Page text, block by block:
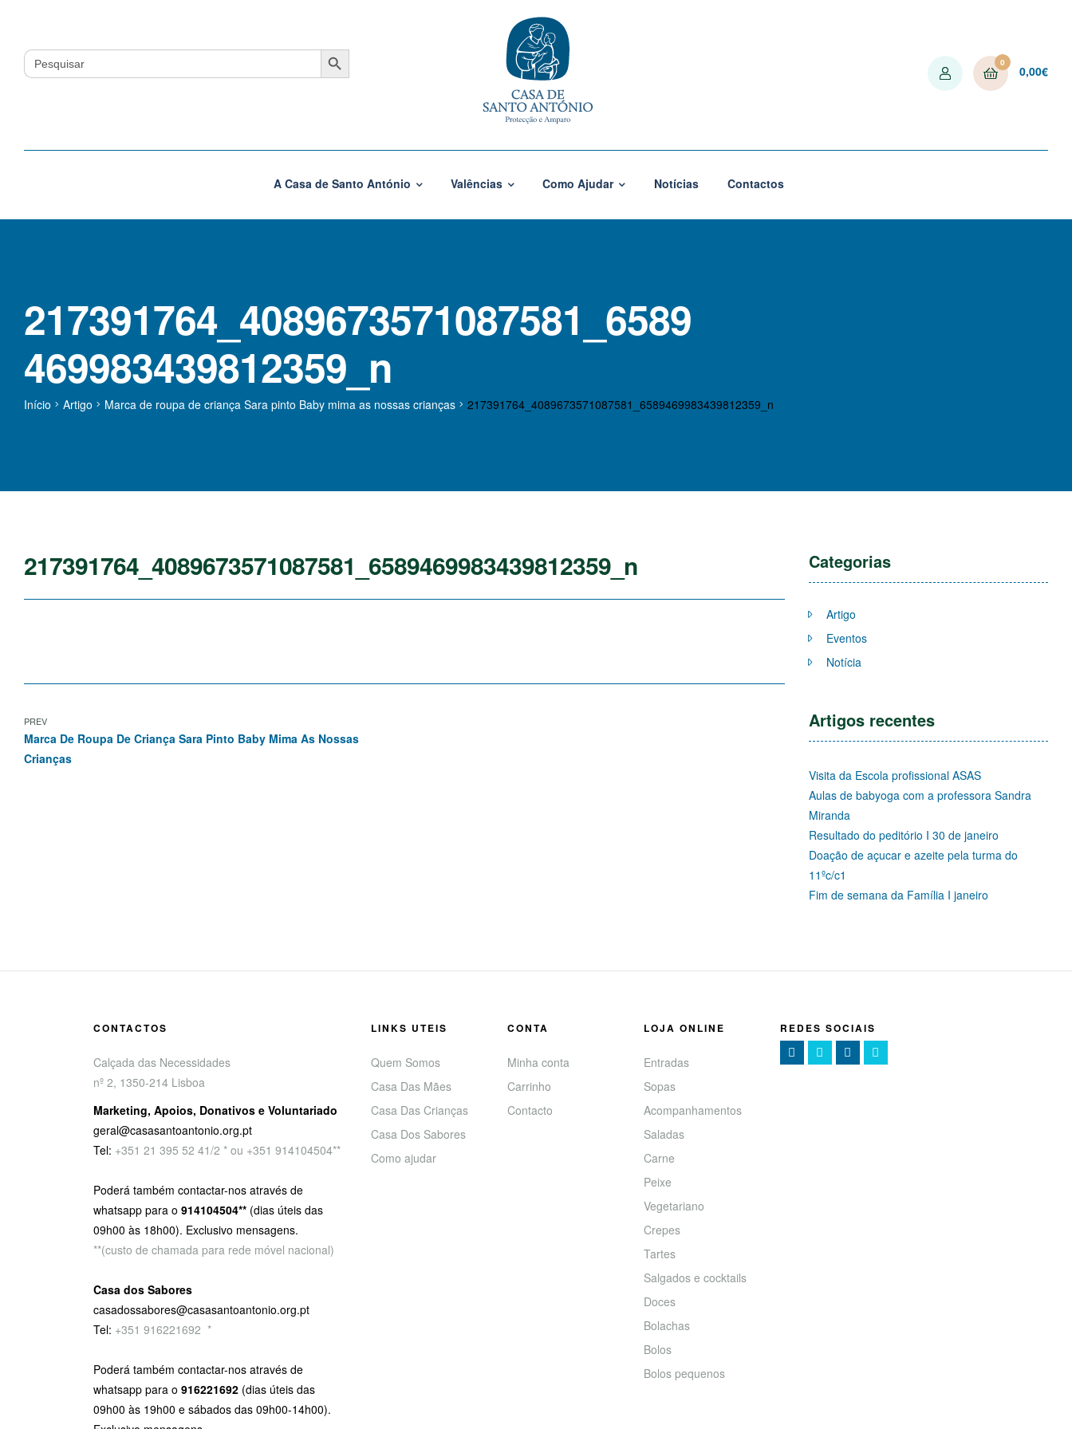
Search
for:
Search Button
0
0,00€
A Casa de Santo António Valências Como Ajudar Notícias Contactos
217391764_4089673571087581_6589
469983439812359_n
Início Artigo Marca de roupa de criança Sara pinto Baby mima as nossas crianças 217391764_4089673571087581_6589469983439812359_n
217391764_4089673571087581_6589469983439812359_n
PREV
Marca De Roupa De Criança Sara Pinto Baby Mima As Nossas
Crianças
Categorias
Artigo
Eventos
Notícia
Artigos recentes
Visita da Escola profissional ASAS
Aulas de babyoga com a professora Sandra
Miranda
Resultado do peditório I 30 de janeiro
Doação de açucar e azeite pela turma do
11ºc/c1
Fim de semana da Família I janeiro
CONTACTOS
Calçada das Necessidades
nº 2, 1350-214 Lisboa
Marketing, Apoios, Donativos e Voluntariado
geral@casasantoantonio.org.pt
Tel: +351 21 395 52 41/2 * ou +351 914104504**
Poderá também contactar-nos através de
whatsapp para o 914104504** (dias úteis das
09h00 às 18h00). Exclusivo mensagens.
**(custo de chamada para rede móvel nacional)
Casa dos Sabores
casadossabores@casasantoantonio.org.pt
Tel: +351 916221692 *
Poderá também contactar-nos através de
whatsapp para o 916221692 (dias úteis das
09h00 às 19h00 e sábados das 09h00-14h00).
LINKS UTEIS
Quem Somos
Casa Das Mães
Casa Das Crianças
Casa Dos Sabores
Como ajudar
CONTA
Minha conta
Carrinho
Contacto
LOJA ONLINE
Entradas
Sopas
Acompanhamentos
Saladas
Carne
Peixe
Vegetariano
Crepes
Tartes
Salgados e cocktails
Doces
Bolachas
Bolos
Bolos pequenos
REDES SOCIAIS